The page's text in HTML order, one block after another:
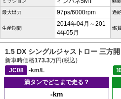
最大出力 97ps/6000rpm 過
生産期間
2014年04月～201
4年05月
燃
1.5 DX シングルジャストロー 三方
新車時価格173.3万円(税込)
JC08
-km/L
満タンでどこまで走る？
-km